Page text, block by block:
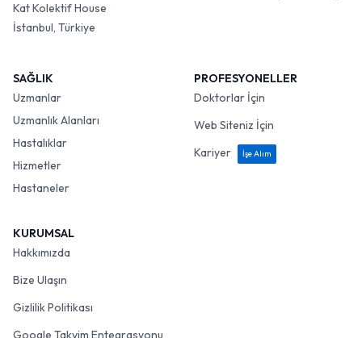
Kat Kolektif House
İstanbul, Türkiye
SAĞLIK
Uzmanlar
Uzmanlık Alanları
Hastalıklar
Hizmetler
Hastaneler
PROFESYONELLER
Doktorlar İçin
Web Siteniz İçin
Kariyer
İşe Alım
KURUMSAL
Hakkımızda
Bize Ulaşın
Gizlilik Politikası
Google Takvim Entegrasyonu